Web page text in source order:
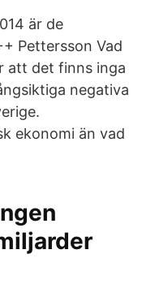
är de
Pettersson Vad
att det finns inga
negativa
ekonomi än vad